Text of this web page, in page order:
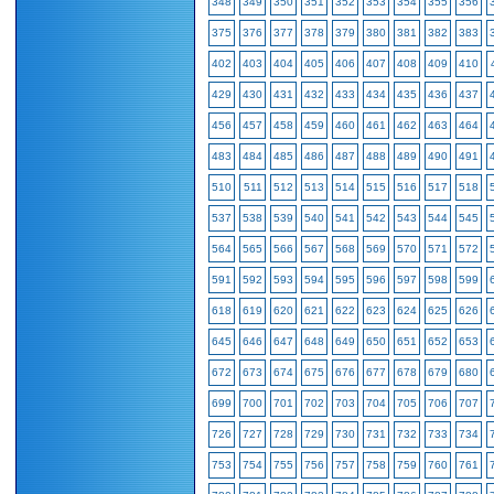
375 376 377 378 379 380 381 382 383
402 403 404 405 406 407 408 409 410
429 430 431 432 433 434 435 436 437
456 457 458 459 460 461 462 463 464
483 484 485 486 487 488 489 490 491
510 511 512 513 514 515 516 517 518
537 538 539 540 541 542 543 544 545
564 565 566 567 568 569 570 571 572
591 592 593 594 595 596 597 598 599
618 619 620 621 622 623 624 625 626
645 646 647 648 649 650 651 652 653
672 673 674 675 676 677 678 679 680
699 700 701 702 703 704 705 706 707
726 727 728 729 730 731 732 733 734
753 754 755 756 757 758 759 760 761